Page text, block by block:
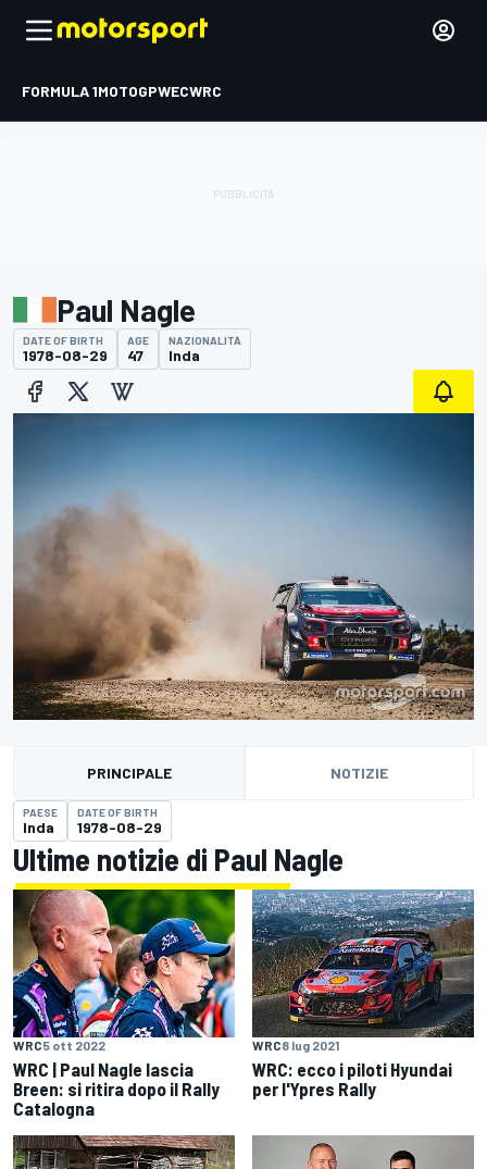
FORMULA 1MOTOGPWECWRC
Paul Nagle
DATE OF BIRTH
1978-08-29
AGE
47
NAZIONALITÀ
Inda
PRINCIPALE NOTIZIE
PAESE
Inda
DATE OF BIRTH
1978-08-29
Ultime notizie di Paul Nagle
WRC5 ott 2022
WRC | Paul Nagle lascia
Breen: si ritira dopo il Rally
Catalogna
WRC8 lug 2021
WRC: ecco i piloti Hyundai
per l'Ypres Rally